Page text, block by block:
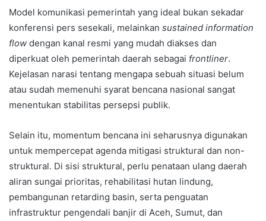
Model komunikasi pemerintah yang ideal bukan sekadar
konferensi pers sesekali, melainkan sustained information
flow dengan kanal resmi yang mudah diakses dan
diperkuat oleh pemerintah daerah sebagai frontliner.
Kejelasan narasi tentang mengapa sebuah situasi belum
atau sudah memenuhi syarat bencana nasional sangat
menentukan stabilitas persepsi publik.
Selain itu, momentum bencana ini seharusnya digunakan
untuk mempercepat agenda mitigasi struktural dan non-
struktural. Di sisi struktural, perlu penataan ulang daerah
aliran sungai prioritas, rehabilitasi hutan lindung,
pembangunan retarding basin, serta penguatan
infrastruktur pengendali banjir di Aceh, Sumut, dan